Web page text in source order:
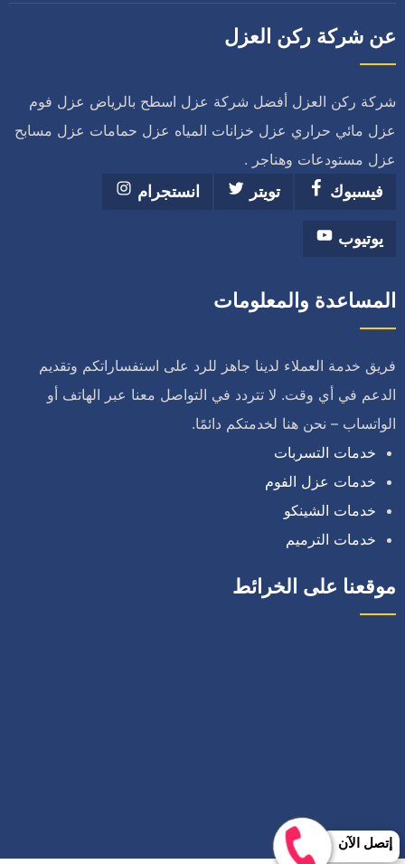
عن شركة ركن العزل
شركة ركن العزل أفضل شركة عزل اسطح بالرياض عزل فوم
عزل مائي حراري عزل خزانات المياه عزل حمامات عزل مسابح
عزل مستودعات وهناجر .
فيسبوك
تويتر انستجرام
يوتيوب
المساعدة والمعلومات
فريق خدمة العملاء لدينا جاهز للرد على استفساراتكم وتقديم
الدعم في أي وقت. لا تتردد في التواصل معنا عبر الهاتف أو
الواتساب – نحن هنا لخدمتكم دائمًا.
خدمات التسربات
خدمات عزل الفوم
خدمات الشينكو
خدمات الترميم
موقعنا على الخرائط
إتصل الآن